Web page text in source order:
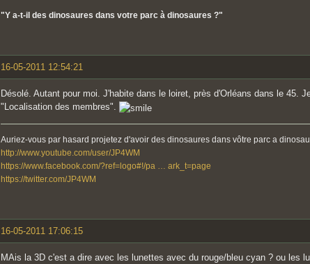
"Y a-t-il des dinosaures dans votre parc à dinosaures ?"
16-05-2011 12:54:21
Désolé. Autant pour moi. J'habite dans le loiret, près d'Orléans dans le 45.
"Localisation des membres".
Auriez-vous par hasard projetez d'avoir des dinosaures dans vôtre parc a
http://www.youtube.com/user/JP4WM
https://www.facebook.com/?ref=logo#!/pa … ark_t=page
https://twitter.com/JP4WM
16-05-2011 17:06:15
MAis la 3D c'est a dire avec les lunettes avec du rouge/bleu cyan ? ou les